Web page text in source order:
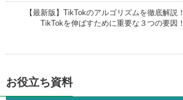
【最新版】TikTokのアルゴリズムを徹底解説！
TikTokを伸ばすために重要な３つの要因！
お役立ち資料